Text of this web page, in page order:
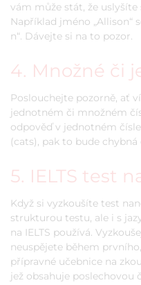
vám může stát, že uslyšíte
Například jméno „Allison“
n“. Dávejte si na to pozor.
4. Množné či
Poslouchejte pozorně, ať
jednotném či množném
odpověď v jednotném
(cats), pak to bude chybná
5. IELTS test
Když si vyzkoušíte test
strukturou testu, ale i s
na IELTS používá.
neuspějete během
přípravné učebnice na
jež obsahuje poslechovou